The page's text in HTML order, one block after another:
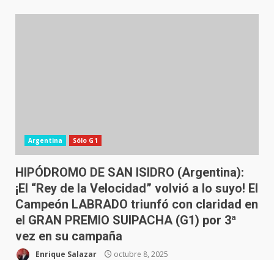
Argentina Sólo G1
HIPÓDROMO DE SAN ISIDRO (Argentina):
¡El “Rey de la Velocidad” volvió a lo suyo! El
Campeón LABRADO triunfó con claridad en
el GRAN PREMIO SUIPACHA (G1) por 3ª
vez en su campaña
Enrique Salazar octubre 8, 2025